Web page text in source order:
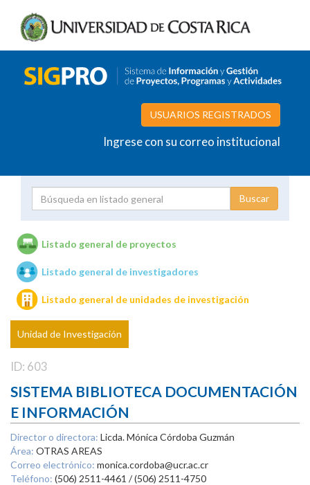
USUARIOS REGISTRADOS
Ingrese con su correo institucional
Unidades de investigación
Listado general de proyectos
Listado general de investigadores
Listado general de unidades de investigación
Unidad de Investigación
ID: 603
SISTEMA BIBLIOTECA DOCUMENTACIÓN
E INFORMACIÓN
Director o directora: Licda. Mónica Córdoba Guzmán
Área: OTRAS AREAS
Correo electrónico: monica.cordoba@ucr.ac.cr
Teléfono: (506) 2511-4461 / (506) 2511-4750